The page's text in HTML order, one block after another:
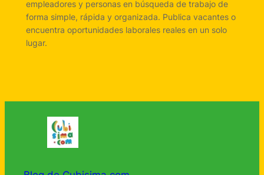
empleadores y personas en búsqueda de trabajo de
forma simple, rápida y organizada. Publica vacantes o
encuentra oportunidades laborales reales en un solo
lugar.